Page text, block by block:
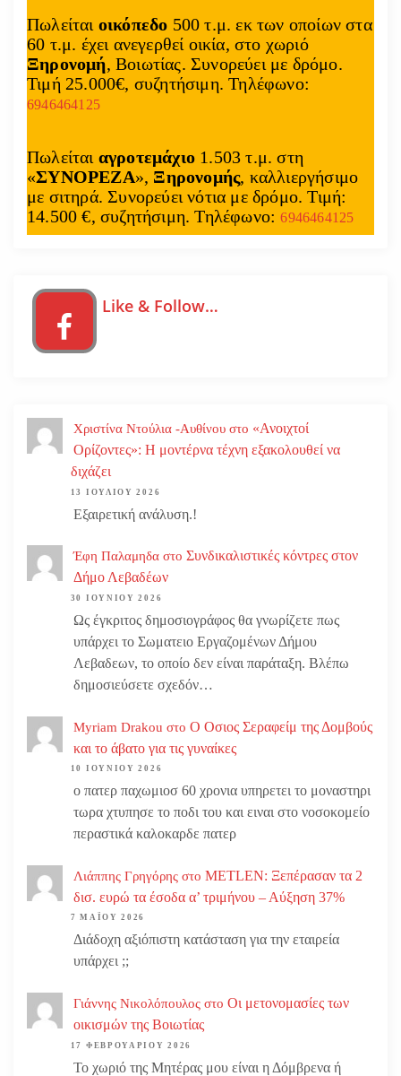
Πωλείται οικόπεδο 500 τ.μ. εκ των οποίων στα
60 τ.μ. έχει ανεγερθεί οικία, στο χωριό
Ξηρονομή, Βοιωτίας. Συνορεύει με δρόμο.
Τιμή 25.000€, συζητήσιμη. Τηλέφωνο:
6946464125
Πωλείται αγροτεμάχιο 1.503 τ.μ. στη
«ΣΥΝΟΡΕΖΑ», Ξηρονομής, καλλιεργήσιμο
με σιτηρά. Συνορεύει νότια με δρόμο. Τιμή:
14.500 €, συζητήσιμη. Τηλέφωνο:6946464125
Like & Follow…
Χριστίνα Ντούλια -Αυθίνου στο «Ανοιχτοί
Ορίζοντες»: Η μοντέρνα τέχνη εξακολουθεί να
διχάζει
13 ΙΟΥΛΊΟΥ 2026
Εξαιρετική ανάλυση.!
Έφη Παλαμηδα στο Συνδικαλιστικές κόντρες στον
Δήμο Λεβαδέων
30 ΙΟΥΝΊΟΥ 2026
Ως έγκριτος δημοσιογράφος θα γνωρίζετε πως
υπάρχει το Σωματειο Εργαζομένων Δήμου
Λεβαδεων, το οποίο δεν είναι παράταξη. Βλέπω
δημοσιεύσετε σχεδόν…
Myriam Drakou στο Ο Οσιος Σεραφείμ της Δομβούς
και το άβατο για τις γυναίκες
10 ΙΟΥΝΊΟΥ 2026
ο πατερ παχωμιοσ 60 χρονια υπηρετει το μοναστηρι
τωρα χτυπησε το ποδι του και ειναι στο νοσοκομείο
περαστικά καλοκαρδε πατερ
Λιάππης Γρηγόρης στο METLEN: Ξεπέρασαν τα 2
δισ. ευρώ τα έσοδα α’ τριμήνου – Αύξηση 37%
7 ΜΑΪ́ΟΥ 2026
Διάδοχη αξιόπιστη κατάσταση για την εταιρεία
υπάρχει ;;
Γιάννης Νικολόπουλος στο Οι μετονομασίες των
οικισμών της Βοιωτίας
17 ΦΕΒΡΟΥΑΡΊΟΥ 2026
Το χωριό της Μητέρας μου είναι η Δόμβρενα ή